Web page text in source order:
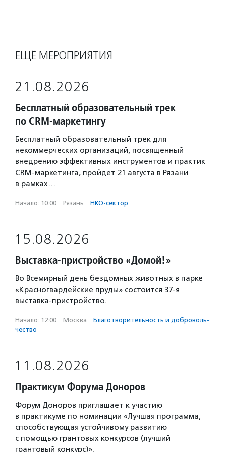
ЕЩЁ МЕРОПРИЯТИЯ
21.08.2026
Бесплатный образовательный трек
по CRM-маркетингу
Бесплатный образовательный трек для
некоммерческих организаций, посвященный
внедрению эффективных инструментов и практик
CRM-маркетинга, пройдет 21 августа в Рязани
в рамках…
Начало: 10:00 · Рязань · НКО-сектор
15.08.2026
Выставка-пристройство «Домой!»
Во Всемирный день бездомных животных в парке
«Красногвардейские пруды» состоится 37-я
выставка-пристройство.
Начало: 12:00 · Москва · Благотвори­тель­ность и доброволь­
чест­во
11.08.2026
Практикум Форума Доноров
Форум Доноров приглашает к участию
в практикуме по номинации «Лучшая программа,
способствующая устойчивому развитию
с помощью грантовых конкурсов (лучший
грантовый конкурс)».